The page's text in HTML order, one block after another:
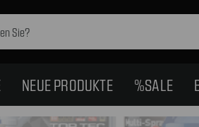
NEUE PRODUKTE %SALE